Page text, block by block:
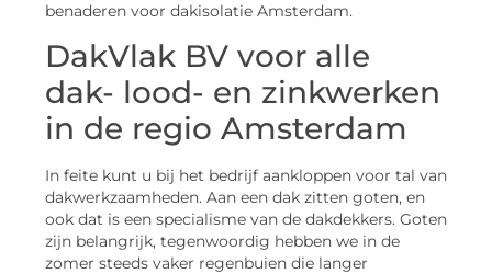
benaderen voor dakisolatie Amsterdam.
DakVlak BV voor alle
dak- lood- en zinkwerken
in de regio Amsterdam
In feite kunt u bij het bedrijf aankloppen voor tal van
dakwerkzaamheden. Aan een dak zitten goten, en
ook dat is een specialisme van de dakdekkers. Goten
zijn belangrijk, tegenwoordig hebben we in de
zomer steeds vaker regenbuien die langer